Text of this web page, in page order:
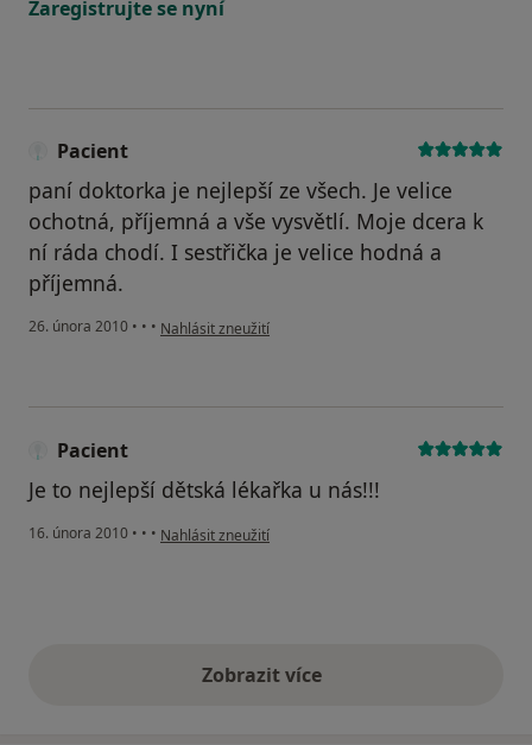
Zaregistrujte se nyní
Pacient
paní doktorka je nejlepší ze všech. Je velice
ochotná, příjemná a vše vysvětlí. Moje dcera k
ní ráda chodí. I sestřička je velice hodná a
příjemná.
26. února 2010 • • • podle názoru uživatele Pacient
Nahlásit zneužití
Pacient
Je to nejlepší dětská lékařka u nás!!!
16. února 2010 • • • podle názoru uživatele Pacient
Nahlásit zneužití
Zobrazit vícevýše uvedené názory